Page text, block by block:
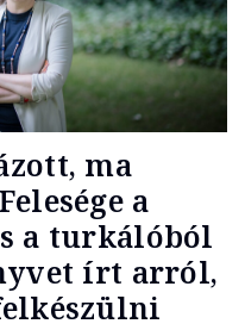
ma
a
a turkálóból
írt arról,